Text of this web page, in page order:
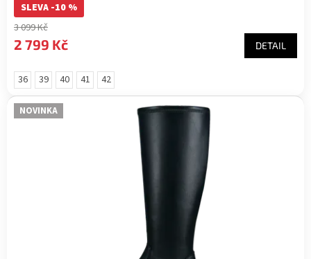
SLEVA -10 %
3 099 Kč
2 799 Kč DETAIL
36 39 40 41 42
NOVINKA